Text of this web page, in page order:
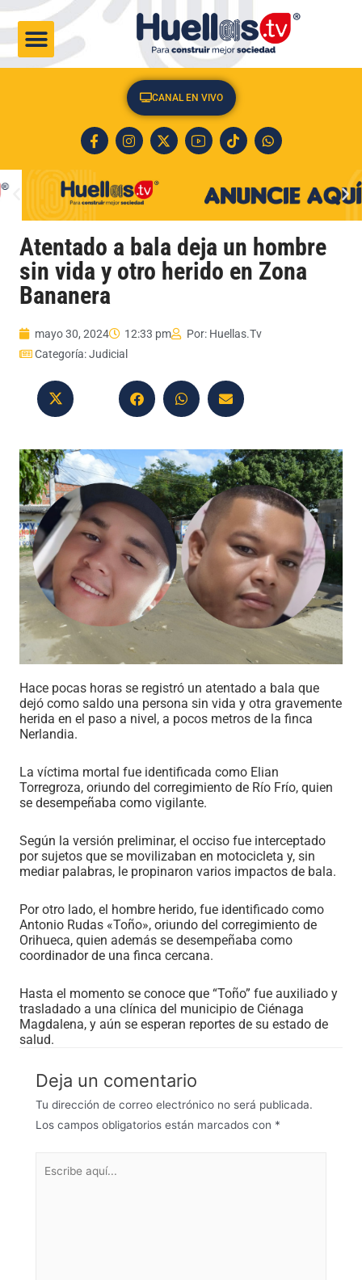
CANAL EN VIVO
Atentado a bala deja un hombre
sin vida y otro herido en Zona
Bananera
mayo 30, 2024 12:33 pm Por: Huellas.Tv
Categoría:Judicial
Hace pocas horas se registró un atentado a bala que
dejó como saldo una persona sin vida y otra gravemente
herida en el paso a nivel, a pocos metros de la finca
Nerlandia.
La víctima mortal fue identificada como Elian
Torregroza, oriundo del corregimiento de Río Frío, quien
se desempeñaba como vigilante.
Según la versión preliminar, el occiso fue interceptado
por sujetos que se movilizaban en motocicleta y, sin
mediar palabras, le propinaron varios impactos de bala.
Por otro lado, el hombre herido, fue identificado como
Antonio Rudas «Toño», oriundo del corregimiento de
Orihueca, quien además se desempeñaba como
coordinador de una finca cercana.
Hasta el momento se conoce que “Toño” fue auxiliado y
trasladado a una clínica del municipio de Ciénaga
Magdalena, y aún se esperan reportes de su estado de
salud.
Deja un comentario
Tu dirección de correo electrónico no será publicada.
Los campos obligatorios están marcados con *